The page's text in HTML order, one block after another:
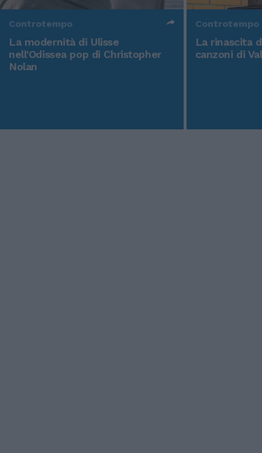
Controtempo
La modernità di Ulisse
nell'Odissea pop di Christopher
Nolan
Controtempo
La rinascita
canzoni di